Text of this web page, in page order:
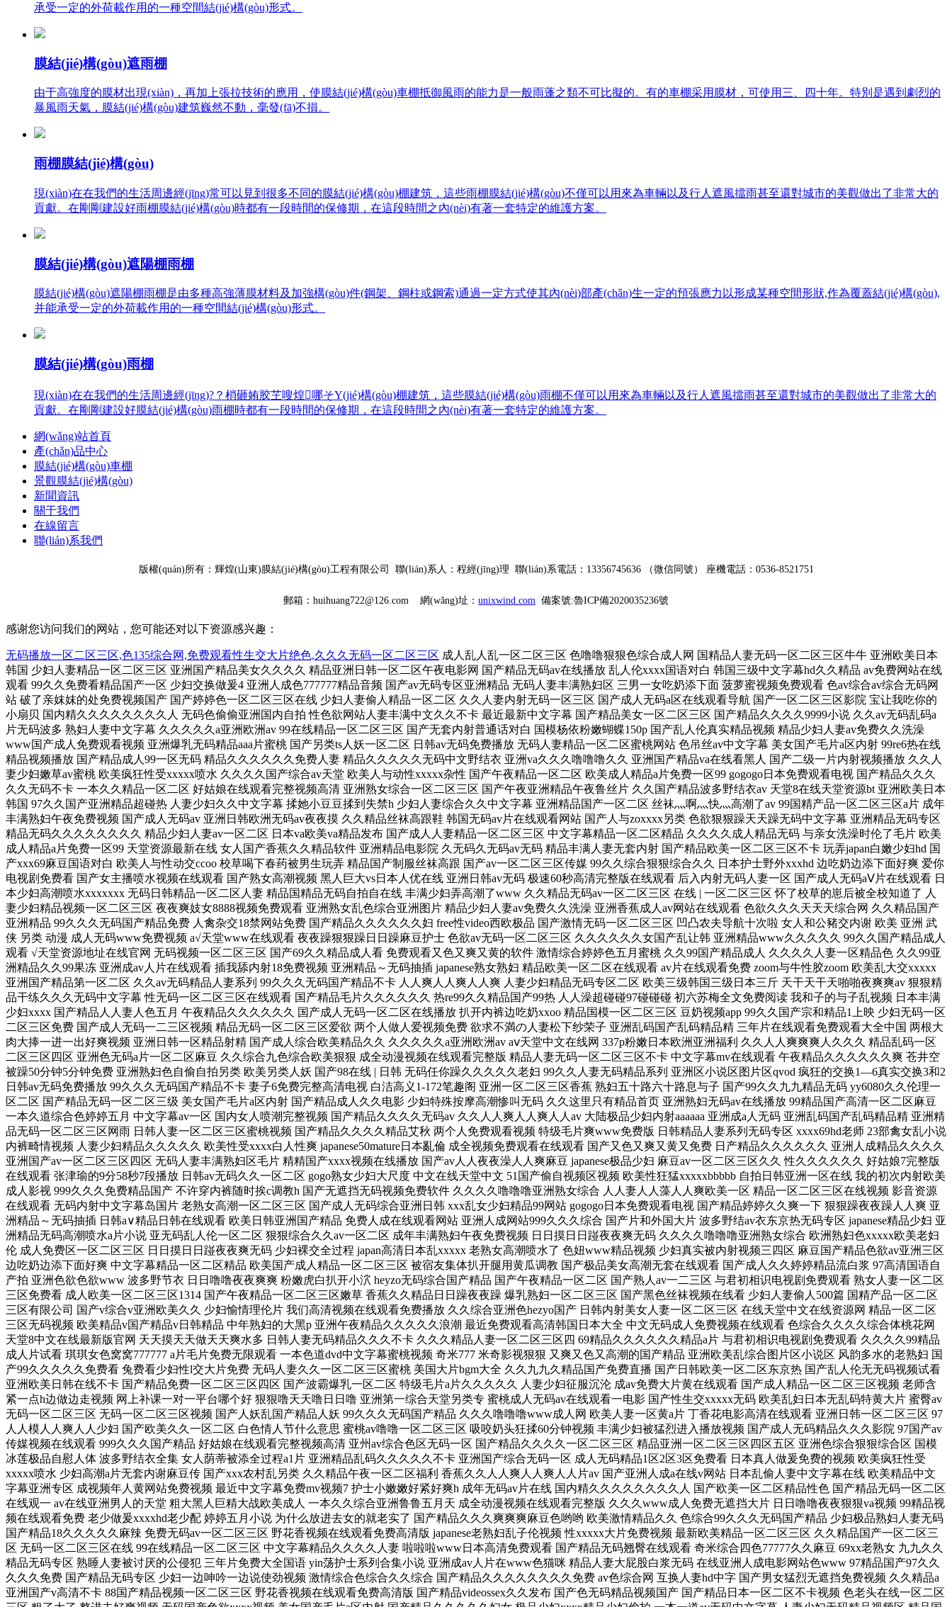
承受一定的外荷載作用的一種空間結(jié)構(gòu)形式。
膜結(jié)構(gòu)遮雨棚
由于高強度的膜材出現(xiàn)，再加上張拉技術的應用，使膜結(jié)構(gòu)車棚抵御風雨的能力是一般雨蓬之類不可比擬的。有的車棚采用膜材，可使用三、四十年。特別是遇到劇烈的
暴風雨天氣，膜結(jié)構(gòu)建筑巍然不動，毫發(fā)不損。
雨棚膜結(jié)構(gòu)
現(xiàn)在在我們的生活周邊經(jīng)常可以見到很多不同的膜結(jié)構(gòu)棚建筑，這些雨棚膜結(jié)構(gòu)不僅可以用來為車輛以及行人遮風擋雨甚至還對城市的美觀做出了非常大的
貢獻。在剛剛建設好雨棚膜結(jié)構(gòu)時都有一段時間的保修期，在這段時間之內(nèi)有著一套特定的維護方案。
膜結(jié)構(gòu)遮陽棚雨棚
膜結(jié)構(gòu)遮陽棚雨棚是由多種高強薄膜材料及加強構(gòu)件(鋼架、鋼柱或鋼索)通過一定方式使其內(nèi)部產(chǎn)生一定的預張應力以形成某種空間形狀,作為覆蓋結(jié)構(gòu),
并能承受一定的外荷載作用的一種空間結(jié)構(gòu)形式。
膜結(jié)構(gòu)雨棚
現(xiàn)在在我們的生活周邊經(jīng)?？梢砸姷胶芏嗖煌哪そY(jié)構(gòu)棚建筑，這些膜結(jié)構(gòu)雨棚不僅可以用來為車輛以及行人遮風擋雨甚至還對城市的美觀做出了非常大的
貢獻。在剛剛建設好膜結(jié)構(gòu)雨棚時都有一段時間的保修期，在這段時間之內(nèi)有著一套特定的維護方案。
網(wǎng)站首頁
產(chǎn)品中心
膜結(jié)構(gòu)車棚
景觀膜結(jié)構(gòu)
新聞資訊
關于我們
在線留言
聯(lián)系我們
版權(quán)所有：輝煌(山東)膜結(jié)構(gòu)工程有限公司 聯(lián)系人：程經(jīng)理 聯(lián)系電話：13356745636 （微信同號） 座機電話：0536-8521751
郵箱： huihuang722@126.com 網(wǎng)址： unixwind.com 備案號:魯ICP備2020035236號
感谢您访问我们的网站，您可能还对以下资源感兴趣：
无码播放一区二区三区,色135综合网,免费观看性生交大片绝色,久久久无码一区二区三区 成人乱人乱一区二区三区 色噜噜狠狠色综合成人网 国精品人妻无码一区二区三区牛牛 亚洲欧美日本韩国 少妇人妻精品一区二区三区 亚洲国产精品美女久久久久 精品亚洲日韩一区二区午夜电影网 国产精品无码av在线播放 乱人伦xxxx国语对白 韩国三级中文字幕hd久久精品 av免费网站在线观看 99久久免费看精品国产一区 少妇交换做爰4 亚洲人成色777777精品音频 国产av无码专区亚洲精品 无码人妻丰满熟妇区 三男一女吃奶添下面 菠萝蜜视频免费观看 色av综合av综合无码网站 破了亲妺妺的处免费视频国产 国产婷婷色一区二区三区在线 少妇人妻偷人精品一区二区 久久人妻内射无码一区三区 国产成人无码a区在线观看导航 国产一区二区三区影院 宝让我吃你的小扇贝 国内精久久久久久久久久人 无码色偷偷亚洲国内自拍 性色欲网站人妻丰满中文久久不卡 最近最新中文字幕 国产精品美女一区二区三区 国产精品久久久久9999小说 久久av无码乱码a片无码波多 熟妇人妻中文字幕 久久久久久a亚洲欧洲av 99在线精品一区二区三区 国产无套内射普通话对白 国模杨依粉嫩蝴蝶150p 国产乱人伦真实精品视频 精品少妇人妻av免费久久洗澡 www国产成人免费观看视频 亚洲爆乳无码精品aaa片蜜桃 国产另类ts人妖一区二区 日韩av无码免费播放 无码人妻精品一区二区蜜桃网站 色吊丝av中文字幕 美女国产毛片a区内射 99re6热在线精品视频播放 国产精品成人99一区无码 精品久久久久久久免费人妻 精品久久久久久无码中文野结衣 亚洲va久久久噜噜噜久久 亚洲国产精品va在线看黑人 国产二级一片内射视频播放 久久人妻少妇嫩草av蜜桃 欧美疯狂性受xxxxx喷水 久久久久国产综合av天堂 欧美人与动性xxxxx杂性 国产午夜精品一区二区 欧美成人精品a片免费一区99 gogogo日本免费观看电视 国产精品久久久久久无码不卡 一本久久精品一区二区 好姑娘在线观看完整视频高清 亚洲熟女综合一区二区三区 国产午夜亚洲精品午夜鲁丝片 久久国产精品波多野结衣av 天堂8在线天堂资源bt 亚洲欧美日本韩国 97久久国产亚洲精品超碰热 人妻少妇久久中文字幕 揉她小豆豆揉到失禁h 少妇人妻综合久久中文字幕 亚洲精品国产一区二区 丝袜灬啊灬快灬高潮了av 99国精产品一区二区三区a片 成年丰满熟妇午夜免费视频 国产成人无码av 亚洲日韩欧洲无码av夜夜摸 久久精品丝袜高跟鞋 韩国无码av片在线观看网站 国产人与zoxxxx另类 色欲狠狠躁天天躁无码中文字幕 亚洲精品无码专区 精品无码久久久久久久久久 精品少妇人妻av一区二区 日本va欧美va精品发布 国产成人人妻精品一区二区三区 中文字幕精品一区二区精品 久久久久成人精品无码 与亲女洗澡时伦了毛片 欧美成人精品a片免费一区99 天堂资源最新在线 女人国产香蕉久久精品软件 亚洲精品电影院 久无码久无码av无码 精品丰满人妻无套内射 国产精品欧美一区二区三区不卡 玩弄japan白嫩少妇hd 国产xxx69麻豆国语对白 欧美人与性动交ccoo 校草喝下春药被男生玩弄 精品国产制服丝袜高跟 国产av一区二区三区传媒 99久久综合狠狠综合久久 日本护士野外xxxhd 边吃奶边添下面好爽 爱你电视剧免费看 国产女主播喷水视频在线观看 国产熟女高潮视频 黑人巨大vs日本人优在线 亚洲日韩av无码 极速60秒高清完整版在线观看 后入内射无码人妻一区 国产成人无码aⅤ片在线观看 日本少妇高潮喷水xxxxxxx 无码日韩精品一区二区人妻 精品国精品无码自拍自在线 丰满少妇弄高潮了www 久久精品无码av一区二区三区 在线 | 一区二区三区 怀了校草的崽后被全校知道了 人妻少妇精品视频一区二区三区 夜夜爽妓女8888视频免费观看 亚洲熟女乱色综合亚洲图片 精品少妇人妻av免费久久洗澡 亚洲香蕉成人av网站在线观看 色欲久久久天天天综合网 久久精品国产亚洲精品 99久久久无码国产精品免费 人禽杂交18禁网站免费 国产精品久久久久久久妇 free性video西欧极品 国产激情无码一区二区三区 凹凸农夫导航十次啦 女人和公豬交内谢 欧美 亚洲 武侠 另类 动漫 成人无码www免费视频 а√天堂www在线观看 夜夜躁狠狠躁日日躁麻豆护士 色欲av无码一区二区三区 久久久久久久女国产乱让韩 亚洲精品www久久久久久 99久久国产精品成人观看 √天堂资源地址在线官网 无码视频一区二区三区 国产69久久精品成人看 免费观看又色又爽又黄的软件 激情综合婷婷色五月蜜桃 久久99国产精品成人 久久久久人妻一区精品色 久久99亚洲精品久久99果冻 亚洲成av人片在线观看 插我舔内射18免费视频 亚洲精品～无码抽插 japanese熟女熟妇 精品欧美一区二区在线观看 av片在线观看免费 zoom与牛性胶zoom 欧美乱大交xxxxx 亚洲国产精品第一区二区 久久av无码精品人妻系列 99久久久无码国产精品不卡 人人爽人人爽人人爽 人妻少妇精品无码专区二区 欧美三级韩国三级日本三斤 天干天干天啪啪夜爽爽av 狠狠精品干练久久久无码中文字幕 性无码一区二区三区在线观看 国产精品毛片久久久久久久 热re99久久精品国产99热 人人澡超碰碰97碰碰碰 初六苏梅全文免费阅读 我和子的与子乱视频 日本丰满少妇xxxx 国产精品人人妻人色五月 午夜精品久久久久久久 国产成人无码一区二区在线播放 扒开内裤边吃奶xxoo 精品国模一区二区三区 豆奶视频app 99久久国产宗和精品1上映 少妇无码一区二区三区免费 国产成人无码一二三区视频 精品无码一区二区三区爱欲 两个人做人爱视频免费 欲求不満の人妻松下纱荣子 亚洲乱码国产乱码精品精 三年片在线观看免费观看大全中国 两根大肉大捧一进一出好爽视频 亚洲日韩一区精品射精 国产成人综合欧美精品久久 久久久久久a亚洲欧洲av аⅴ天堂中文在线网 337p粉嫩日本欧洲亚洲福利 久久人人爽爽爽人久久久 精品乱码一区二区三区四区 亚洲色无码a片一区二区麻豆 久久综合九色综合欧美狠狠 成全动漫视频在线观看完整版 精品人妻无码一区二区三区不卡 中文字幕mv在线观看 午夜精品久久久久久久爽 苍井空被躁50分钟5分钟免费 亚洲熟妇色自偷自拍另类 欧美另类人妖 国产98在线 | 日韩 无码任你躁久久久久久老妇 99久久人妻无码精品系列 亚洲区小说区图片区qvod 疯狂的交换1—6真实交换3和2 日韩av无码免费播放 99久久久无码国产精品不卡 妻子6免费完整高清电视 白洁高义1-172笔趣阁 亚洲一区二区三区香蕉 熟妇五十路六十路息与子 国产99久久九九精品无码 yy6080久久伦理一区二区 国产精品无码一区二区三级 美女国产毛片a区内射 国产精品成人久久电影 少妇特殊按摩高潮惨叫无码 久久这里只有精品首页 亚洲熟妇无码av在线播放 99精品国产高清一区二区麻豆 一本久道综合色婷婷五月 中文字幕av一区 国内女人喷潮完整视频 国产精品久久久久无码av 久久人人爽人人爽人人av 大陆极品少妇内射aaaaaa 亚洲成a人无码 亚洲乱码国产乱码精品精 亚洲精品无码一区二区三区网雨 日韩人妻一区二区三区蜜桃视频 国产精品久久久久精品艾秋 两个人免费观看视频 特级毛片爽www免费版 日韩精品人妻系列无码专区 xxxx69hd老师 23部禽女乱小说内裤畸情视频 人妻少妇精品久久久久久 欧美性受xxxx白人性爽 japanese50mature日本亂倫 成全视频免费观看在线观看 国产又色又爽又黄又免费 日产精品久久久久久久 亚洲人成精品久久久久 亚洲国产av一区二区三区四区 无码人妻丰满熟妇区毛片 精精国产xxxx视频在线播放 国产av人人夜夜澡人人爽麻豆 japanese极品少妇 麻豆av一区二区三区久久 性久久久久久久 好姑娘7完整版在线观看 张津瑜的9分58秒7段播放 日韩av无码久久一区二区 gogo熟女少妇大尺度 中文在线天堂中文 51国产偷自视频区视频 欧美性狂猛xxxxxbbbbb 自拍日韩亚洲一区在线 我的初次内射欧美成人影视 999久久久免费精品国产 不许穿内裤随时挨c调教h 国产无遮挡无码视频免费软件 久久久久噜噜噜亚洲熟女综合 人人妻人人藻人人爽欧美一区 精品一区二区三区在线视频 影音资源在线观看 无码内射中文字幕岛国片 老熟女高潮一区二区三区 国产成人无码综合亚洲日韩 xxx乱女少妇精品99网站 gogogo日本免费观看电视 国产精品婷婷久久爽一下 狠狠躁夜夜躁人人爽 亚洲精品～无码抽插 日韩a∨精品日韩在线观看 欧美日韩亚洲国产精品 免费人成在线观看网站 亚洲人成网站999久久久综合 国产片和外国大片 波多野结av衣东京热无码专区 japanese精品少妇 亚洲精品无码高潮喷水a片小说 亚无码乱人伦一区二区 狠狠综合久久av一区二区 成年丰满熟妇午夜免费视频 日日摸日日踫夜夜爽无码 久久久久噜噜噜亚洲熟女综合 欧洲熟妇色xxxxx欧美老妇伦 成人免费区一区二区三区 日日摸日日踫夜夜爽无码 少妇裸交全过程 japan高清日本乱xxxxx 老熟女高潮喷水了 色妞www精品视频 少妇真实被内射视频三四区 麻豆国产精品色欲av亚洲三区 边吃奶边添下面好爽 中文字幕精品一区二区精品 欧美国产成人精品一区二区三区 被宿友集体扒开腿用黄瓜调教 国产极品美女高潮无套在线观看 国产成人久久婷婷精品流白浆 97高清国语自产拍 亚洲色欲色欲www 波多野节衣 日日噜噜夜夜爽爽 粉嫩虎白扒开小泬 heyzo无码综合国产精品 国产午夜精品一区二区 国产熟人av一二三区 与君初相识电视剧免费观看 熟女人妻一区二区三区免费看 成人欧美一区二区三区1314 国产午夜精品一区二区三区嫩草 香蕉久久精品日日躁夜夜躁 爆乳熟妇一区二区三区 国产黑色丝袜视频在线看 少妇人妻偷人500篇 国精产品一区二区三区有限公司 国产v综合v亚洲欧美久久 少妇愉情理伦片 我们高清视频在线观看免费播放 久久综合亚洲色hezyo国产 日韩内射美女人妻一区二区三区 在线天堂中文在线资源网 精品一区二区三区无码视频 欧美精品v国产精品v日韩精品 中年熟妇的大黑p 亚洲午夜精品久久久久久浪潮 最近免费观看高清韩国日本大全 中文无码成人免费视频在线观看 色综合久久久久综合体桃花网 天堂8中文在线最新版官网 天天摸天天做天天爽水多 日韩人妻无码精品久久久不卡 久久久精品人妻一区二区三区四 69精品久久久久久久精品a片 与君初相识电视剧免费观看 久久久久99精品成人片试看 琪琪女色窝窝777777 a片毛片免费无限观看 一本色道dvd中文字幕蜜桃视频 奇米777 米奇影视狠狠 又爽又色又高潮的国产精品 亚洲欧美乱综合图片区小说区 风韵多水的老熟妇 国产99久久久久久免费看 兔费看少妇性l交大片免费 无码人妻久久一区二区三区蜜桃 美国大片bgm大全 久久九九久精品国产免费直播 国产日韩欧美一区二区东京热 国产乱人伦无无码视频试看 亚洲欧美日韩在线不卡 国产精品免费一区二区三区四区 国产波霸爆乳一区二区 特级毛片a片久久久久久 人妻少妇征服沉沦 成av免费大片黄在线观看 国产成人精品一区二区三区视频 老师含紧一点h边做边走视频 网上补课一对一平台哪个好 狠狠噜天天噜日日噜 亚洲第一综合天堂另类专 蜜桃成人无码av在线观看一电影 国产性生交xxxxx无码 欧美乱妇日本无乱码特黄大片 蜜臀av无码一区二区三区 无码一区二区三区视频 国产人妖乱国产精品人妖 99久久久无码国产精品 久久久噜噜噜www成人网 欧美人妻一区黄a片 丁香花电影高清在线观看 亚洲日韩一区二区三区 97人人模人人爽人人少妇 国产欧美久久一区二区 白色情人节什么意思 蜜桃av噜噜一区二区三区 吸咬奶头狂揉60分钟视频 丰满少妇被猛烈进入播放视频 国产成人无码精品久久久影院 97国产av传媒视频在线观看 999久久久国产精品 好姑娘在线观看完整视频高清 亚州av综合色区无码一区 国产精品久久久久一区二区三区 精品亚洲一区二区三区四区五区 亚洲色综合狠狠综合区 国模冰莲极品自慰人体 波多野结衣全集 女人荫蒂被添全过程a1片 亚洲精品乱码久久久久久不卡 亚洲国产综合无码一区 成人无码精品1区2区3区免费看 日本真人做爰免费的视频 欧美疯狂性受xxxxx喷水 少妇高潮a片无套内谢麻豆传 国产xxx农村乱另类 久久精品午夜一区二区福利 香蕉久久人人爽人人爽人人片av 国产亚洲人成a在线v网站 日本乱偷人妻中文字幕在线 欧美精品中文字幕亚洲专区 成视频年人黄网站免费视频 最近中文字幕免费mv视频7 护士小嫩嫩好紧好爽h 成年无码av片在线 国内精久久久久久久久久人 国产欧美一区二区精品性色 国产精品无码一区二区在线观一 av在线亚洲男人的天堂 粗大黑人巨精大战欧美成人 一本久久综合亚洲鲁鲁五月天 成全动漫视频在线观看完整版 久久久www成人免费无遮挡大片 日日噜噜夜夜狠狠va视频 99精品视频在线观看免费 老少做爰xxxxhd老少配 婷婷五月小说 为什么放进去女的就老实了 国产精品久久久爽爽爽麻豆色哟哟 欧美激情精品久久 色综合99久久久无码国产精品 少妇极品熟妇人妻无码 国产精品18久久久久久麻辣 免费无码av一区二区三区 野花香视频在线观看免费高清版 japanese老熟妇乱子伦视频 性xxxxx大片免费视频 最新欧美精品一区二区三区 久久精品国产一区二区三区 无码一区二区三区在线 99在线精品一区二区三区 中文字幕精品久久久久人妻 啦啦啦www日本高清免费观看 国产精品无码翘臀在线观看 奇米综合四色77777久久麻豆 69xx老熟女 九九久久精品无码专区 熟睡人妻被讨厌的公侵犯 三年片免费大全国语 yin荡护士系列合集小说 亚洲成av人片在www色猫咪 精品人妻大屁股白浆无码 在线亚洲人成电影网站色www 97精品国产97久久久久久免费 国产精品无码专区 少妇一边呻吟一边说使劲视频 激情综合色综合久久综合 国产精品久久久久久久久久免费 av色综合网 互换人妻hd中字 国产男女猛烈无遮挡免费视频 久久精品a亚洲国产v高清不卡 88国产精品视频一区二区三区 野花香视频在线观看免费高清版 国产精品videossex久久发布 国产色无码精品视频国产 国产精品日本一区二区不卡视频 色老头在线一区二区三区 粗了大了 整进去好爽视频 无码国产色欲xxxx视频 美女国产毛片a区内射 国产精品久久久久久妇女 极品少妇xxxx精品少妇偷拍 一本一道av无码中文字幕 人妻少妇无码精品视频区 精品国产免费一区二区三区 在线天堂中文最新版网 嘟嘟嘟www在线观看免费高清 精品一区二区三区在线观看视频 国内精品视频一区二区三区 秋霞影视欧美高清av片 色屁屁www影院免费观看入口 亚洲日韩av无码 欧洲-级毛片内射八十老太婆 欧美疯狂性受xxxxx喷水 身体里的她电视剧免费观看 又嫩又硬又黄又爽的视频 久久人人妻人人做人人爽 99久久精品无码一区二区毛片 日本强好片久久久久久aaa 国产4k高清电视十大排名 激情综合色五月丁香六月亚洲 xxxxx性bbbbb欧美 久久久www成人免费毛片 久久精品无码一区二区三区免费 国产av天堂无码一区二区三区 亚洲熟妇色自偷自拍另类 23部禽女乱小说内裤畸情视频 国产一区二区在线视频 久久久精品国产sm最大网站 欧美疯狂做受xxxxx高潮 吸咬奶头狂揉60分钟视频 国产精品毛片一区二区 蜜桃成人无码av在线观看一电影 少妇做爰免费视看片 人人妻人人澡人人爽欧美一区九九 用舌头去添高潮无码视频 少妇太爽了在线观看 亚洲日韩精品一区二区三区 久久午夜无码鲁丝片 日本按摩做爰2精油 国产成人精品三级麻豆 国产成人精品免高潮在线观看 汽车上开两个的花苞 国产国产乱老熟女视频网站97 又黄又爽又色的性视频 b站禁止转播404入口 艳肉观世音性三级 亚洲国产精品久久久久爰色欲 中文字幕无码乱人伦 欧美性大战xxxxx久久久 日产亚洲一区二区三区 sss视频在线观看 精品久久久久久亚洲综合网 亚洲国产av无码精品无广告 欧美 日韩 国产 亚洲 色 无码国产色欲xxxxx视频 午夜精品久久久久久久爽 99久久久无码国产精品6 久久久精品人妻无码专区不卡 51国产偷自视频区视频 精品人体无码一区二区三区 亚洲精品无码久久久久久 夜夜春夜夜爽 99久久久无码国产精品不卡 久久精品一区二区三区中文字幕 欧美美女人体艺术 小泽玛利亚的电影 亚洲精品无码国产 欧类av怡春院 性──交──性──乱 麻豆国产精品色欲av亚洲三区 国产极品美女高潮无套在线观看 久久国产乱子伦精品一区二区红桃 夜夜添无码一区二区三区 6080yyy午夜理论aa片 蜜桃人妻无码av天堂三区 性高湖久久久久久久久aaaaa 久久久无码人妻精品一区 粗大的内捧猛烈进出在线视频 好爽好黄的视频 被老外添嫩苞添高潮np 哦┅┅快┅┅用力啊┅警花少妇 国产一区二区精品久久岳 国偷自产视频一区二区久 久久99热久久99精品 精品无码三级在线观看视频 少妇人妻偷人精品无码视频 99久久久无码国产精品6 把英语课代表按在地上c 某某电视剧在线观看全集免费播放 开丫头小嫩苞疼死了 青苹果乐园在线观看免费 国产精品国产精品国产专区不卡 无码精品黑人一区二区三区 久久久久久人妻一区精品 18禁裸乳无遮挡啪啪无码免费 精品无码人妻一区二区三区不卡 国产又粗又猛又爽又黄的视频 日韩精品久久无码中文字幕 蜜臀久久99精品久久久久久 国产熟女露脸大叫高潮 国产一起色一起爱 国产95在线 | 欧美 色吊丝av中文字幕 婷婷四房播播 人人妻人人澡人人爽欧美一区 荫蒂每天被三个男人添视频 国产日韩欧美一区二区东京热 国产性生交xxxxx免费 精品国产av一区二区三区 无码av人妻一区二区三区四区 中文字幕aⅴ人妻一区二区 xxxxx性bbbbb欧美 少妇交换做爰4 成人免费区一区二区三区 国产精久久一区二区三区 国产欧美一区二区精品性色 娇喘h1v1喷水 成人区精品人妻一区二区不卡 国产草草影院ccyycom 欧美大片va欧美在线播放 国产vivodeshd精品 久久伊人蜜桃av一区二区 工头搡老女人老妇女老熟女 欧美交换国产一区内射 国产精品va在线观看 在线无码va中文字幕无码 中国老太婆xxxx 99国产精品久久久久久久成人热 国产午夜精品理论片 精品视频一区二区三区在线观看 城中之城电视剧免费观看全集高清 国产老熟妇精品观看 无码精品人妻一区二区三区av 老板把舌头伸进我下边视频 成年无码av片在线 国产av麻豆mag剧集 丰满人妻一区二区三区免费视频 玩弄秘书的奶又大又软 少妇高潮zzzzzzzyⅹ 乱中年女人伦av三区 精品无码三级在线观看视频 国产99久久久久久免费看 美美女高清毛片视频免费观看 亚洲欧美日韩一区在线观看 国产人澡人澡澡澡人碰视频 欧美日韩精品人妻狠狠躁免费视频 国产精品videossex久久发布 朋友的丰满人妻hd 日本无码成人片在线观看波多 日韩欧美亚洲国产精品字幕久久久 波多野节衣 色欲av无码一区二区人妻 中文字幕av一区 无码免费一区二区三区免费播放 跪下s货水都这么多了还装 尤物av无码色av无码 888吃瓜黑料爆料 九九精品99久久久香蕉 亚洲午夜无码av毛片久久 丰满熟妇乱又伦在线无码视频 又硬又粗又大一区二区三区视频 欧美又粗又大xxxxbbbb疯狂 激情人妻另类人妻伦 日本丰满熟妇hd 国产丝袜视频一区二区三区 国内精久久久久久久久久人 娇bbb搡bbbb揉bbbb 国产v综合v亚洲欧美久久 国产丝袜视频一区二区三区 免费观看性生交大片绝色 国产乱人伦精品一区二区 精品无人区一区二区三区 久久精品人妻一区二区三区 国产成人免费ā片在线观看 色综合久久久无码中文字幕 翁虹挡不住的疯情 亚洲精品久久区二区三区蜜桃臀 我们高清视频在线观看免费播放 印度女rapper raja 免费无码一区二区三区蜜桃 精品久久久久久无码中文野结衣 秋霞影视欧美高清av片 亚洲2022国产成人精品无码区 豆国产97在线 | 亚洲 黑人巨大精品欧美一区二区免费 日日橹狠狠爱欧美超碰 99久久久国产精品免费蜜臀 色综合久久久无码中文字幕波多 久久综合久久鬼色 精品人妻人人做人人爽 8x8ⅹ永久海外华人免费观看 99久久久无码国产精品免费 玩弄人妻少妇500系列视频 噜噜噜亚洲色成人网站 少妇人妻偷人精品一区二区 久久天天躁狠狠躁夜夜av 国产精品成人va在线观看 波多野结衣全集 无码人妻丰满熟妇啪啪网站 我和子的与子乱视频 嫩草伊人久久精品少妇av 成人做爰a片免费看网站 欧美大片va欧美在线播放 chinese熟女老女人和小伙 日日摸天天爽天天爽视频 亚洲国产欧美在线观看 中文字幕亚洲无线码在线一区 青柠影视在线观看免费 日韩丰满少妇无码内射 精品国产av 无码一区二区三区 无码人妻熟妇av又粗又大 色噜噜狠狠一区二区三区果冻 爆乳2把你榨干哦ova在线观看 69xx老熟女 无码人妻丰满熟妇区 国产精品一区二区久久 99久久国产综合精品五月天喷水 国产99在线 | 亚洲 免费无码又爽又刺激高潮视频 精品一区二区三区在线视频 成人免费区一区二区三区 欧美丰满熟妇bbbbbb百度 久久天天躁夜夜躁狠狠85麻豆 亚洲日韩av无码一区二区三区人 精品人体无码一区二区三区 精品人妻一区二区三区四区在线 国产男人的天堂在线视频 一本久道综合色婷婷五月 免费无码一区二区三区蜜桃 国产无遮挡又黄又爽免费视频 日本黄网站免费 国产青草视频在线观看 久久精品欧美日韩精品 色综合99久久久无码国产精品 国产精品福利一区二区 国产av无码专区亚洲a∨毛片 粉嫩虎白扒开小泬 亚洲综合激情另类小说区 国产草草影院ccyycom 亚洲成a人无码亚洲成av无码 国产精品成人va在线观看 国内精品久久久久伊人av 热re99久久精品国产99热 国产精品久久久一区二区三区 色欲av伊人久久大香线蕉影院 国产精品a成v人在线播放 caopom免费公开视频 国产av熟女一区二区三区 国产乱肥老妇 色噜噜精品一区二区三区 melody免费观看高清视频 国产精品久久久久久久久久免费 亚洲国产精品美女久久久久 国产做a爰片毛片a片美国 擦老太bbb擦bbb擦bbb擦 不许穿内裤随时挨c调教h 久久久久久久97 少妇做爰免费视看片 中文字幕av一区 精品国产粉嫩内射白浆内射双马尾 1—36集电视剧免费观看36集 无码人妻一区二区三区精品视频 日本少妇高潮喷水xxxxxxx 久久精品中文字幕一区 久久久久久人妻一区精品 国产毛片精品一区二区色欲黄a片 无码人妻丰满熟妇区毛片 国产精品毛片一区二区三区 国产精品人妻人人爽人人网 欧美性白人极品hd 国产精品99无码一区二区 国产精品成人99一区无码 丰满的人妻hd高清日本 日韩内射美女人妻一区二区三区 亚州av综合色区无码一区 日本熟妇色xxxxx日本免费看 51国产偷自视频区视频 色欲欲www成人网站 日日噜噜夜夜狠狠久久丁香五月 女口述第一次放进去的感受 日本熟妇人妻中出 99国产精品视频 欧美精品国产综合久久 久久午夜神器 日日摸日日碰人妻无码 亚洲熟妇无码av在线播放 无码少妇一区二区三区 国产精品无码一区二区三级 成人免费区一区二区三区 аⅴ天堂中文在线网 国产精品久久久久9999爆乳 床戏高潮做进去大尺度视频网站 国产亚洲精品久久久久久郑州 西西444www无码大胆 国偷自产av一区二区三区 国产精品无码专区av在线播放 无码人妻丰满熟妇区毛片 人妻 校园 激情 另类 亚洲成色www久久网站 国产色视频一区二区三区 人妻精品久久久久中文字幕 国产亚洲精品aaaa片小说 欧美性猛交xxxx乱大交蜜桃 暴躁老阿姨csgo 狠狠色综合网站久久久久久久 精品熟女碰碰人人a久久 精品人妻无码一区二区三区下载 精品人妻无码一区二区三区换脸 影音先锋人妻啪啪av资源网站 特级做人爱c级日本 国产精